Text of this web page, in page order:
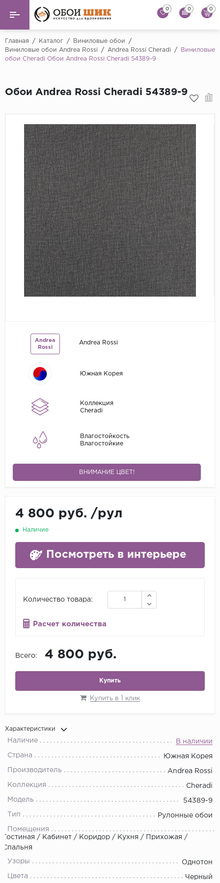
Назад
Виниловые обои ...
Andrea Rossi
Bernardo
Cristiana Masi
Decori Decori
...
Emiliana Parati
Fipar
Grandeco
Kerama Marazzi
Marburg
..
Фрески
Обои панно
Обои под покраску
Краска
0 0 0
Главная / Каталог / Виниловые обои
/
Виниловые обои Andrea Rossi
/ Andrea Rossi Cheradi /
Виниловые
обои Cheradi Обои Andrea Rossi Cheradi 54389-9
Обои Andrea Rossi Cheradi 54389-9
Andrea
Rossi
Andrea Rossi
Южная Корея
Коллекция
Cheradi
Влагостойкость
Влагостойкие
ВНИМАНИЕ ЦВЕТ!
4 800 руб. /рул
Наличие
Посмотреть в интерьере
Количество товара:
Расчет количества
Всего: 4 800 руб.
Купить
Купить в 1 клик
Характеристики
Наличие В наличии
Страна Южная Корея
Производитель Andrea Rossi
Коллекция Cheradi
Модель 54389-9
Тип Рулонные обои
Помещения
Гостиная / Кабинет / Коридор / Кухня / Прихожая /
Спальня
Узоры Однотон
Цвета Черный